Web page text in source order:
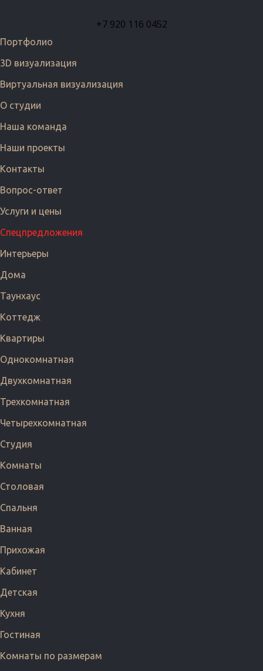
+7 920 116 0452
Портфолио
3D визуализация
Виртуальная визуализация
О студии
Наша команда
Наши проекты
Контакты
Вопрос-ответ
Услуги и цены
Cпецпредложения
Интерьеры
Дома
Таунхаус
Коттедж
Квартиры
Однокомнатная
Двухкомнатная
Трехкомнатная
Четырехкомнатная
Студия
Комнаты
Столовая
Спальня
Ванная
Прихожая
Кабинет
Детская
Кухня
Гостиная
Комнаты по размерам